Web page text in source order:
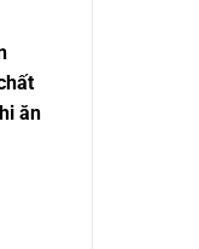
ăn